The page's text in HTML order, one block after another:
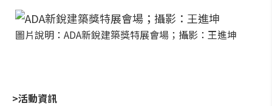
圖片說明：ADA新銳建築獎特展會場；攝影：王進坤
>活動資訊